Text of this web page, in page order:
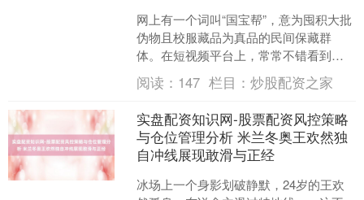
网上有一个词叫“国宝帮”，意为囤积大批
伪物且校服藏品为真品的民间保藏群
体。在短视频平台上，常常不错看到这
类东谈主出目下一些专科粗疏现场，以
刚烈的口吻确定我方的保....
阅读： 147 栏目：炒股配资之家
实盘配资知识网-股票配资风控策略
与仓位管理分析 米兰冬奥王欢然独
自冲线展现敢滑与正经
冰场上一个身影划破静默，24岁的王欢